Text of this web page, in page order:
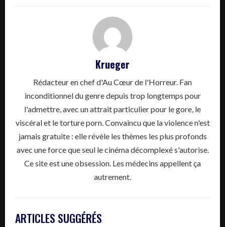
Krueger
Rédacteur en chef d'Au Cœur de l'Horreur. Fan
inconditionnel du genre depuis trop longtemps pour
l'admettre, avec un attrait particulier pour le gore, le
viscéral et le torture porn. Convaincu que la violence n'est
jamais gratuite : elle révèle les thèmes les plus profonds
avec une force que seul le cinéma décomplexé s'autorise.
Ce site est une obsession. Les médecins appellent ça
autrement.
ARTICLES SUGGÉRÉS